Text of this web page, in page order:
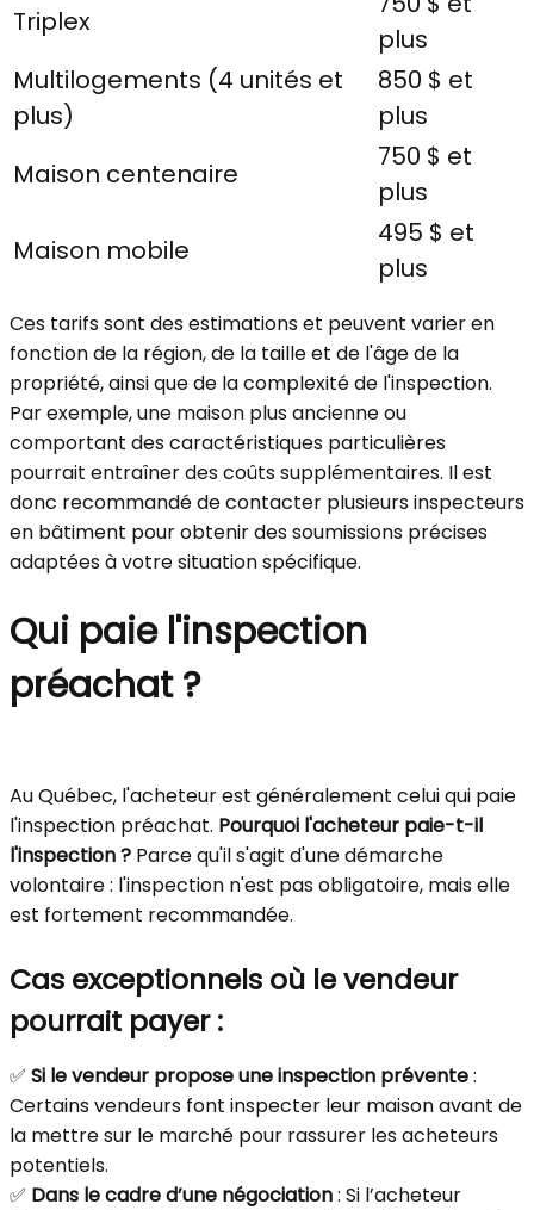
Triplex
plus
Multilogements (4 unités et
plus)
850 $ et
plus
Maison centenaire
750 $ et
plus
Maison mobile
495 $ et
plus
Ces tarifs sont des estimations et peuvent varier en
fonction de la région, de la taille et de l'âge de la
propriété, ainsi que de la complexité de l'inspection.
Par exemple, une maison plus ancienne ou
comportant des caractéristiques particulières
pourrait entraîner des coûts supplémentaires. Il est
donc recommandé de contacter plusieurs inspecteurs
en bâtiment pour obtenir des soumissions précises
adaptées à votre situation spécifique.
Qui paie l'inspection
préachat ?
Au Québec, l'acheteur est généralement celui qui paie
l'inspection préachat. Pourquoi l'acheteur paie-t-il
l'inspection ? Parce qu'il s'agit d'une démarche
volontaire : l'inspection n'est pas obligatoire, mais elle
est fortement recommandée.
Cas exceptionnels où le vendeur
pourrait payer :
✅ Si le vendeur propose une inspection prévente:
Certains vendeurs font inspecter leur maison avant de
la mettre sur le marché pour rassurer les acheteurs
potentiels.
✅ Dans le cadre d’une négociation: Si l’acheteur